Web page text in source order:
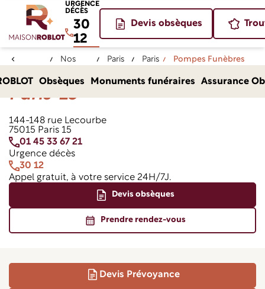
URGENCE
DÉCÈS
30
12
Devis obsèques
Obsèques Monuments funéraires Assurance
Nos
Paris
Paris
Pompes Funèbres
Pompes Funèbres Roblot
Paris-15
144-148 rue Lecourbe
75015 Paris 15
01 45 33 67 21
Urgence décès
30 12
Appel gratuit, à votre service 24H/7J.
Devis obsèques
Prendre rendez-vous
Devis Prévoyance